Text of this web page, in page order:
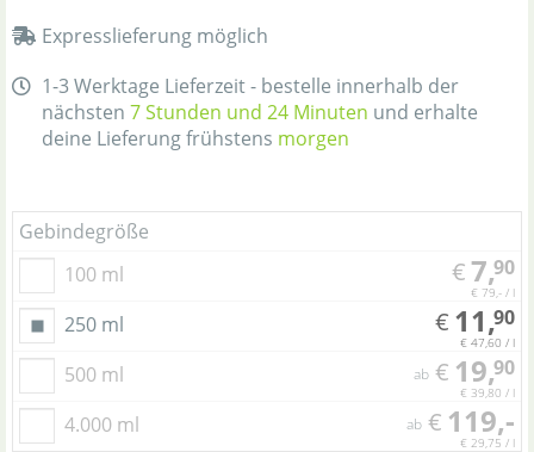
Expresslieferung möglich
1-3 Werktage Lieferzeit - bestelle innerhalb der
nächsten 7 Stunden und 24 Minuten und erhalte
deine Lieferung frühstens morgen
Gebindegröße
100 ml
€7,90
€ 79,- / l
250 ml € 11,90
€ 47,60 / l
500 ml ab € 19,90
€ 39,80 / l
4.000 ml ab € 119,-
€ 29,75 / l